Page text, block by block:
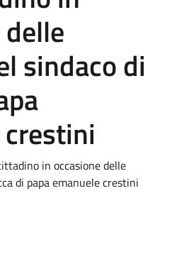
sindaco di
in occasione delle
di papa emanuele crestini